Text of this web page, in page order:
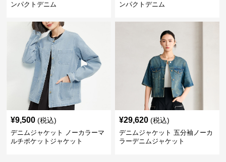
ンパクトデニム
ンパクトデニム
¥9,500 (税込)
デニムジャケット ノーカラーマ
ルチポケットジャケット
¥29,620 (税込)
デニムジャケット 五分袖ノーカ
ラーデニムジャケット